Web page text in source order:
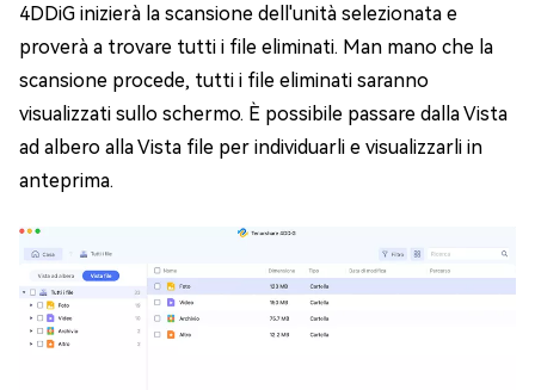
4DDiG inizierà la scansione dell'unità selezionata e
proverà a trovare tutti i file eliminati. Man mano che la
scansione procede, tutti i file eliminati saranno
visualizzati sullo schermo. È possibile passare dalla Vista
ad albero alla Vista file per individuarli e visualizzarli in
anteprima.